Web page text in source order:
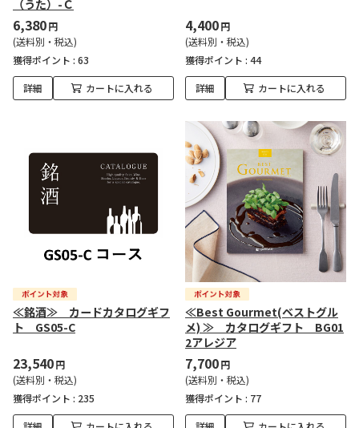
（うた）-Ｃ
6,380円
(送料別・税込)
獲得ポイント : 63
詳細 カートに入れる
4,400円
(送料別・税込)
獲得ポイント : 44
詳細 カートに入れる
≪銘酒≫ カードカタログギフ
ト GS05-C
23,540円
(送料別・税込)
獲得ポイント : 235
≪Best Gourmet(ベストグル
メ) ≫ カタログギフト BG01
2アレジア
7,700円
(送料別・税込)
獲得ポイント : 77